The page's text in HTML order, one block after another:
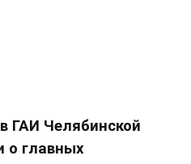
ГАИ Челябинской
о главных